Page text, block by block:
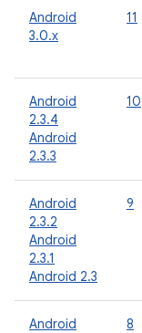
Android
3.0.x
11
Android
2.3.4
Android
2.3.3
10
Android
2.3.2
Android
2.3.1
Android 2.3
9
Android
8